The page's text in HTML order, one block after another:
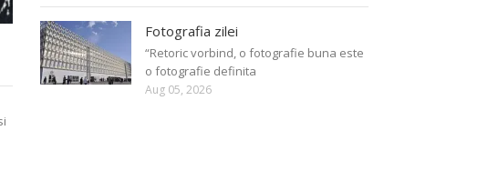
Fotografia zilei
“Retoric vorbind, o fotografie buna este
o fotografie definita
Aug 05, 2026